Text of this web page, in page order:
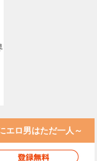
エロ男はただ一人～